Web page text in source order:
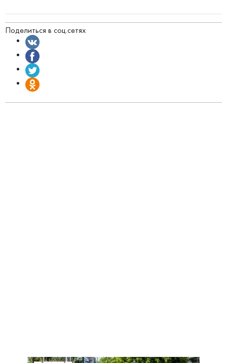
Поделиться в соц.сетях